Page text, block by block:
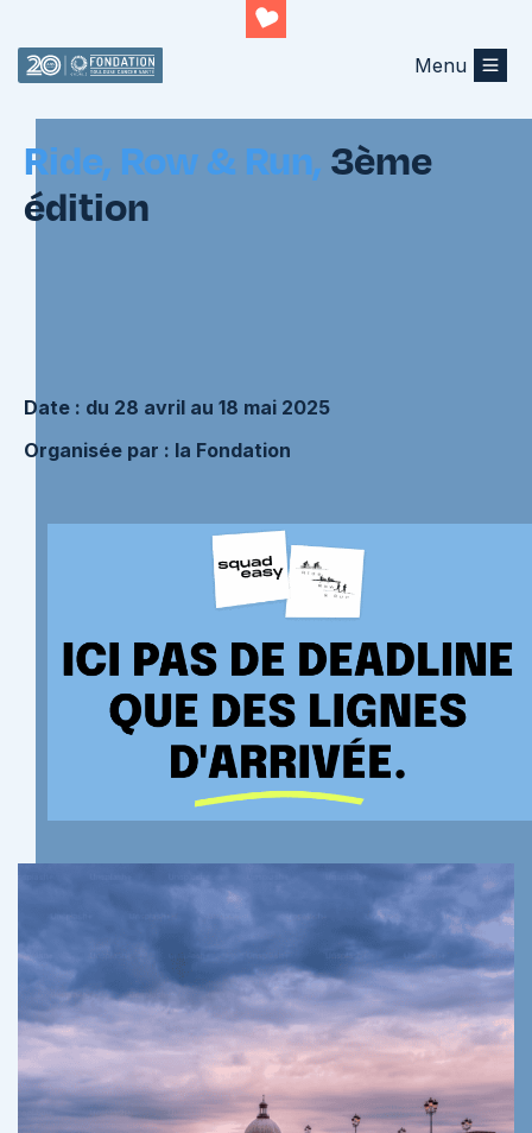
Menu
Ride, Row & Run, 3ème
édition
Date : du 28 avril au 18 mai 2025
Organisée par : la Fondation